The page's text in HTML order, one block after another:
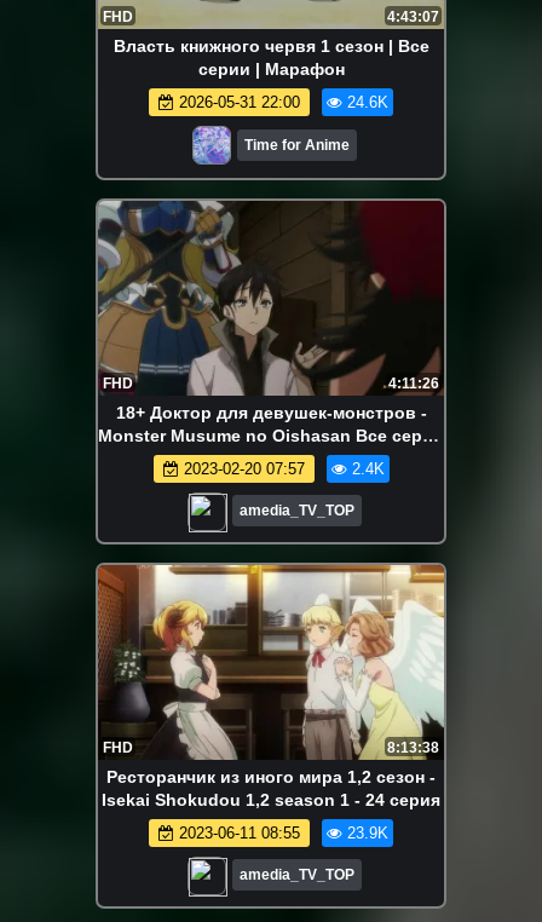
FHD 4:43:07
Власть книжного червя 1 сезон | Все
серии | Марафон
2026-05-31 22:00 24.6K
Time for Anime
FHD 4:11:26
18+ Доктор для девушек-монстров -
Monster Musume no Oishasan Все серии
подряд 1 - 12 серия Аниме Марафон
2023-02-20 07:57 2.4K
amedia_TV_TOP
FHD 8:13:38
Ресторанчик из иного мира 1,2 сезон -
Isekai Shokudou 1,2 season 1 - 24 серия
2023-06-11 08:55 23.9K
amedia_TV_TOP